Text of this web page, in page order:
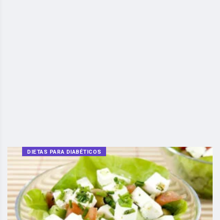
DIETAS PARA DIABÉTICOS